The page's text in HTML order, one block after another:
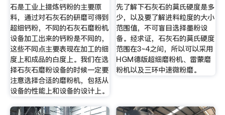
石是工业上提炼钙粉的主要原
料，通过对石灰石的研磨可得到
超细钙粉，不同的石灰石磨粉机
设备加工出来的钙粉是不同的，
这些不同点主要表现在加工的细
度上和成品的白度上。我们在选
择石灰石磨粉设备的时候一定要
注意选择合适的磨粉机，包括从
设备的性能上和设备的设计上。
先了解下石灰石的莫氏硬度是多
少，以及要了解进料粒度的大小
范围值，不可盲目选择墨粉设
备。经求证，石灰石的莫氏硬度
范围在3~4之间，所以可以采用
HGM德版超细磨粉机、雷蒙磨
粉机以及三环中速微粉磨。